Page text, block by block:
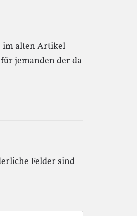
im alten Artikel
jemanden der da
Felder sind